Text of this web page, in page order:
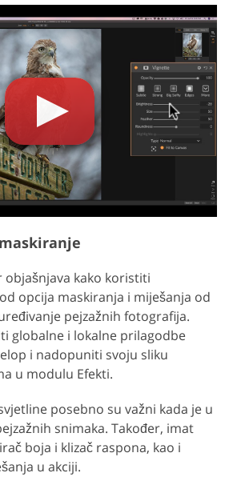
kako koristiti
opcija maskiranja i miješanja od
pejzažnih fotografija.
globalne i lokalne prilagodbe
i nadopuniti svoju sliku
u modulu Efekti.
posebno su važni kada je u
snimaka. Također, imat
boja i klizač raspona, kao i
u akciji.